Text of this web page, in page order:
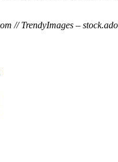
// TrendyImages –